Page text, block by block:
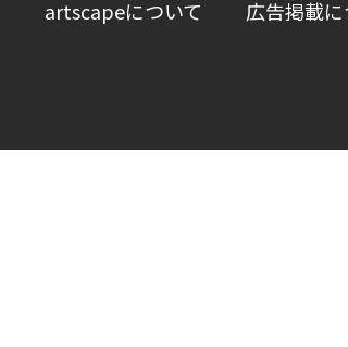
artscapeについて 広告掲載